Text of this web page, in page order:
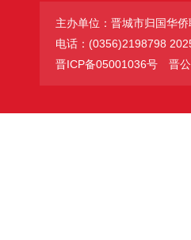
主办单位：晋城市归国华侨
电话：(0356)2198798
晋ICP备05001036号
晋